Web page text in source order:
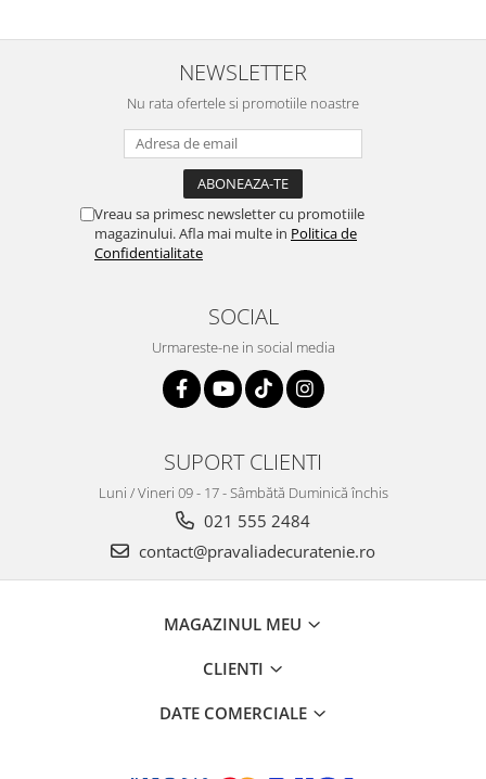
NEWSLETTER
Nu rata ofertele si promotiile noastre
Vreau sa primesc newsletter cu promotiile
magazinului. Afla mai multe in Politica de
Confidentialitate
SOCIAL
Urmareste-ne in social media
SUPORT CLIENTI
Luni / Vineri 09 - 17 - Sâmbătă Duminică închis
021 555 2484
contact@pravaliadecuratenie.ro
MAGAZINUL MEU
CLIENTI
DATE COMERCIALE